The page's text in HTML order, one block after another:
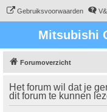
Gebruiksvoorwaarden
Mitsubishi
Forumoverzicht
Het forum wil dat je
dit forum te kunnen